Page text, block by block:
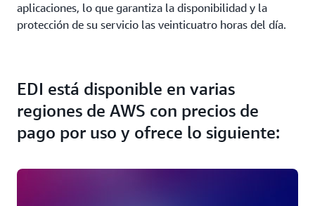
aplicaciones, lo que garantiza la disponibilidad y la
protección de su servicio las veinticuatro horas del día.
EDI está disponible en varias
regiones de AWS con precios de
pago por uso y ofrece lo siguiente: